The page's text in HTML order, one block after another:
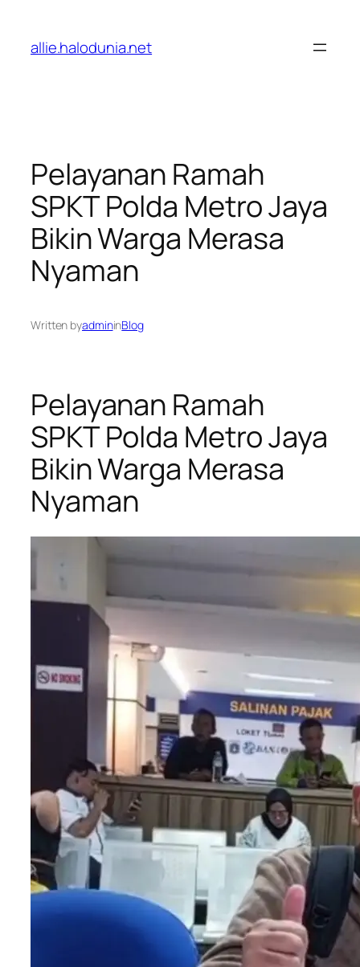
konten
allie.halodunia.net
Pelayanan Ramah
SPKT Polda Metro Jaya
Bikin Warga Merasa
Nyaman
Written byadmininBlog
Pelayanan Ramah
SPKT Polda Metro Jaya
Bikin Warga Merasa
Nyaman